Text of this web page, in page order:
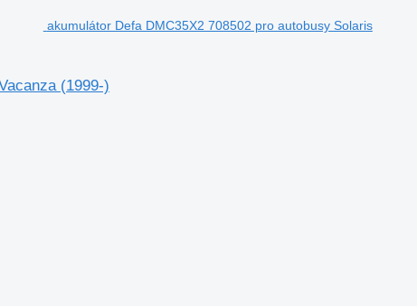
akumulátor Defa DMC35X2 708502 pro autobusy Solaris
(1999-)